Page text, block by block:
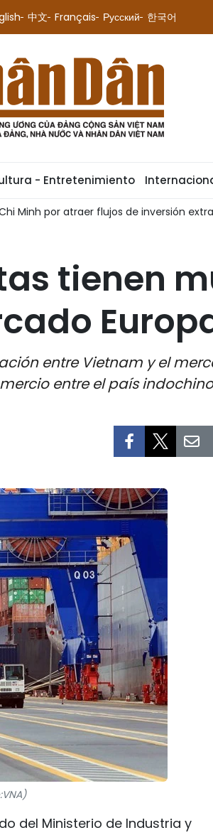
中文 Français Русский 한국어
- Entretenimiento
Minh por atraer flujos de inversión
tienen
entre Vietnam y el
entre el país
del Ministerio de Industria y